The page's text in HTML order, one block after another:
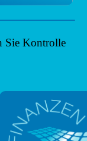
Sie Kontrolle